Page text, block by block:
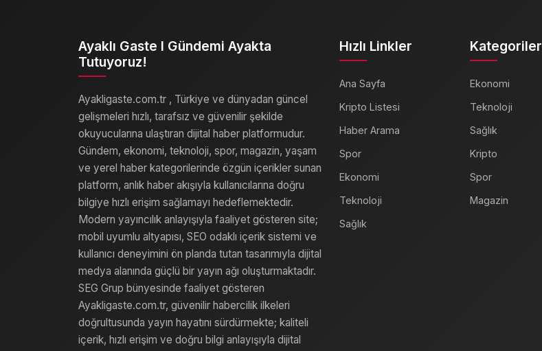
Ayaklı Gaste I Gündemi Ayakta
Tutuyoruz!
Ayakligaste.com.tr , Türkiye ve dünyadan güncel
gelişmeleri hızlı, tarafsız ve güvenilir şekilde
okuyucularına ulaştıran dijital haber platformudur.
Gündem, ekonomi, teknoloji, spor, magazin, yaşam
ve yerel haber kategorilerinde özgün içerikler sunan
platform, anlık haber akışıyla kullanıcılarına doğru
bilgiye hızlı erişim sağlamayı hedeflemektedir.
Modern yayıncılık anlayışıyla faaliyet gösteren site;
mobil uyumlu altyapısı, SEO odaklı içerik sistemi ve
kullanıcı deneyimini ön planda tutan tasarımıyla dijital
medya alanında güçlü bir yayın ağı oluşturmaktadır.
SEG Grup bünyesinde faaliyet gösteren
Ayakligaste.com.tr, güvenilir habercilik ilkeleri
doğrultusunda yayın hayatını sürdürmekte; kaliteli
içerik, hızlı erişim ve doğru bilgi anlayışıyla dijital
Hızlı Linkler
Ana Sayfa
Kripto Listesi
Haber Arama
Spor
Ekonomi
Teknoloji
Sağlık
Kategoriler
Ekonomi
Teknoloji
Sağlık
Kripto
Spor
Magazin